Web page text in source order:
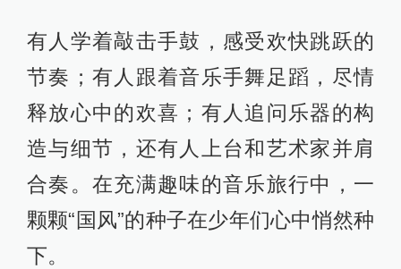
有人学着敲击手鼓，感受欢快跳跃的
节奏；有人跟着音乐手舞足蹈，尽情
释放心中的欢喜；有人追问乐器的构
造与细节，还有人上台和艺术家并肩
合奏。在充满趣味的音乐旅行中，一
颗颗“国风”的种子在少年们心中悄然种
下。